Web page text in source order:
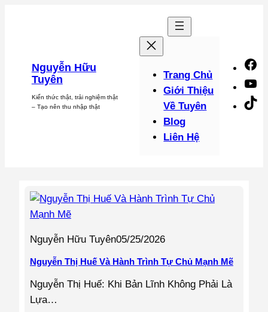
Nguyễn Hữu
Tuyên
Kiến thức thật, trải nghiệm thật
– Tạo nên thu nhập thật
Trang Chủ
Giới Thiệu
Về Tuyên
Blog
Liên Hệ
Nguyễn Hữu Tuyên05/25/2026
Nguyễn Thị Huế Và Hành Trình Tự Chủ Mạnh Mẽ
Nguyễn Thị Huế: Khi Bản Lĩnh Không Phải Là
Lựa…